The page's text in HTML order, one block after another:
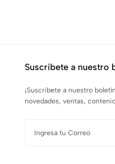
Suscribete a nuestro
¡Suscribete a nuestro
novedades, ventas,